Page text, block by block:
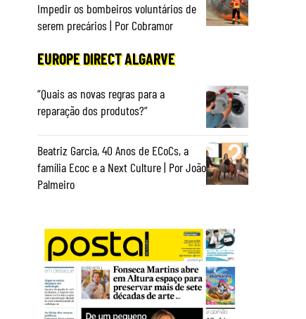
Impedir os bombeiros voluntários de
serem precários | Por Cobramor
EUROPE DIRECT ALGARVE
“Quais as novas regras para a
reparação dos produtos?”
Beatriz Garcia, 40 Anos de ECoCs, a
família Ecoc e a Next Culture | Por João
Palmeiro